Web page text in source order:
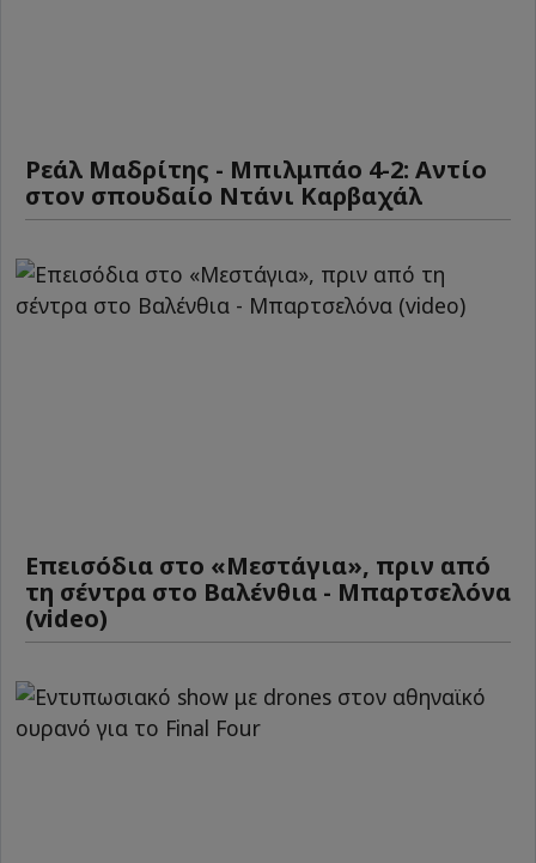
Ρεάλ Μαδρίτης - Μπιλμπάο 4-2: Αντίο
στον σπουδαίο Ντάνι Καρβαχάλ
Επεισόδια στο «Μεστάγια», πριν από
τη σέντρα στο Βαλένθια - Μπαρτσελόνα
(video)